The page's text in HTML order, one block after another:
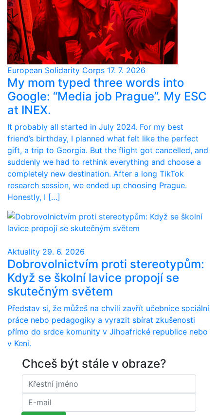
European Solidarity Corps 17. 7. 2026
My mom typed three words into
Google: “Media job Prague”. My ESC
at INEX.
It probably all started in July 2024. For my best
friend’s birthday, I planned what felt like the perfect
gift, a trip to Georgia. But the flight got cancelled, and
suddenly we had to rethink everything and choose a
completely new destination. After a long TikTok
research session, we ended up choosing Prague.
Honestly, I […]
Aktuality 29. 6. 2026
Dobrovolnictvím proti stereotypům:
Když se školní lavice propojí se
skutečným světem
Představ si, že můžeš na chvíli zavřít učebnice sociální
práce nebo pedagogiky a vyrazit sbírat zkušenosti
přímo do srdce komunity v Jihoafrické republice nebo
v Keni.
Chceš být stále v obraze?